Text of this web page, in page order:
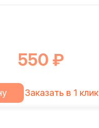
550 ₽
Заказать в 1 клик